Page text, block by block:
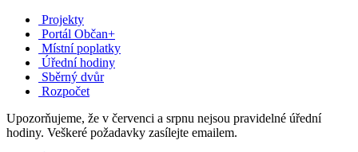
Projekty
Portál Občan+
Místní poplatky
Úřední hodiny
Sběrný dvůr
Rozpočet
Upozorňujeme, že v červenci a srpnu nejsou pravidelné úřední
hodiny. Veškeré požadavky zasílejte emailem.